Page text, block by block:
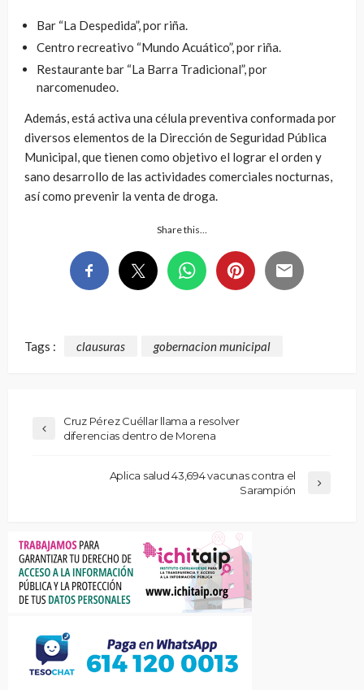
Bar “La Despedida”, por riña.
Centro recreativo “Mundo Acuático”, por riña.
Restaurante bar “La Barra Tradicional”, por
narcomenudeo.
Además, está activa una célula preventiva conformada por
diversos elementos de la Dirección de Seguridad Pública
Municipal, que tienen como objetivo el lograr el orden y
sano desarrollo de las actividades comerciales nocturnas,
así como prevenir la venta de droga.
Share this…
Tags : clausuras gobernacion municipal
Cruz Pérez Cuéllar llama a resolver
diferencias dentro de Morena
Aplica salud 43,694 vacunas contra el
Sarampión